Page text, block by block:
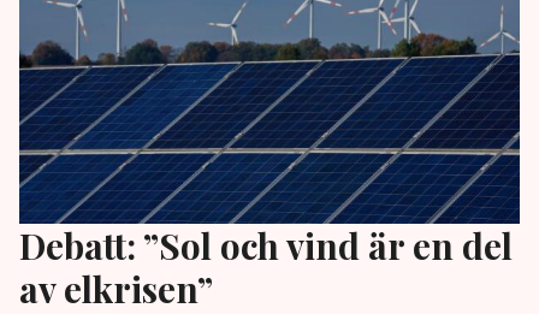
Debatt: ”Sol och vind är en del
av elkrisen”